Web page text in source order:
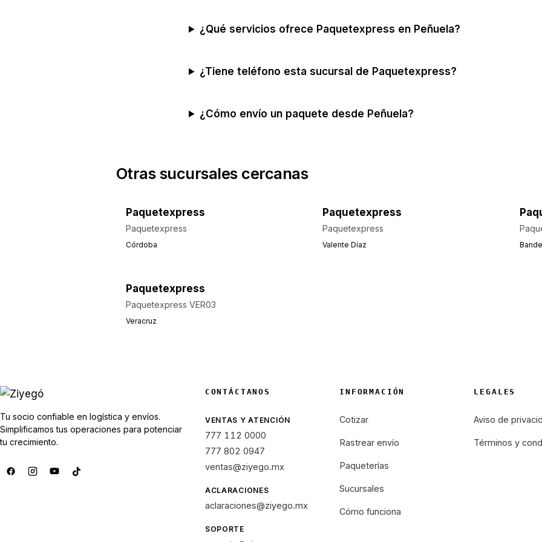
¿Qué servicios ofrece Paquetexpress en Peñuela?
¿Tiene teléfono esta sucursal de Paquetexpress?
¿Cómo envío un paquete desde Peñuela?
Otras sucursales cercanas
Paquetexpress
Paquetexpress
Córdoba
Paquetexpress
Paquetexpress
Valente Díaz
Paquetexpress
Paquetexpress VER03
Veracruz
Tu socio confiable en logística y envíos.
Simplificamos tus operaciones para potenciar
tu crecimiento.
CONTÁCTANOS
VENTAS Y ATENCIÓN
777 112 0000
777 802 0947
ventas@ziyego.mx
ACLARACIONES
aclaraciones@ziyego.mx
SOPORTE
INFORMACIÓN
Cotizar
Rastrear envío
Paqueterías
Sucursales
Cómo funciona
LEGALES
Aviso de
Términos y